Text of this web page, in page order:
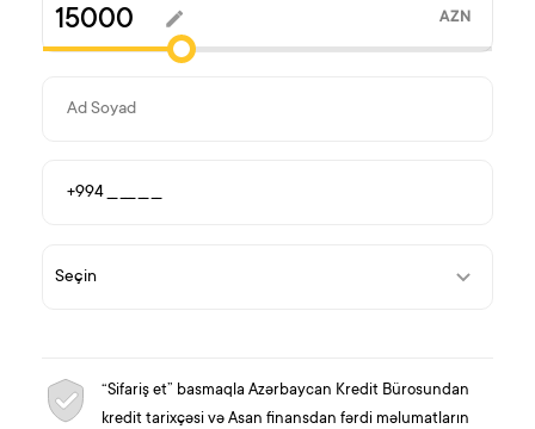
AZN
“Sifariş et” basmaqla Azərbaycan Kredit Bürosundan
kredit tarixçəsi və Asan finansdan fərdi məlumatların